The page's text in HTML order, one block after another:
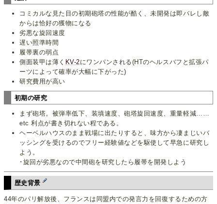
コミカルな見た目の初期砲塔の性能が酷く、未開発は即バレし敵
からは恰好の獲物になる
劣悪な旋回速度
遅い照準時間
履帯裏の弱点
側面装甲は薄く KV-2にワンパンされる(HTのヘルスバフと拡張パ
ーツによって確率が大幅に下がった)
研究費用が高い
初期の研究
まず砲塔。被弾率低下、装填速度、砲塔旋回速度、重量軽減……
etc 利点が書き切れない程である。
ヘーベルハウスのまま戦場に出たりすると、味方から凄まじいバ
ッシングを受けるのでフリー経験値などを駆使して早急に研究し
よう。
･旋回が劣悪なので中間砲を研究したら履帯を開発しよう
歴史背景
44年のパリ解放後、フランスは同盟内での発言力を回復するための方